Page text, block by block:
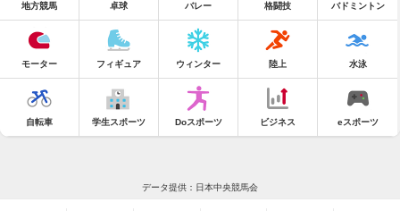
地方競馬 卓球 バレー 格闘技 バドミントン
モーター フィギュア ウィンター 陸上 水泳
自転車 学生スポーツ Doスポーツ ビジネス eスポーツ
データ提供：日本中央競馬会